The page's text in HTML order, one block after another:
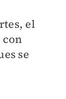
el
con
se